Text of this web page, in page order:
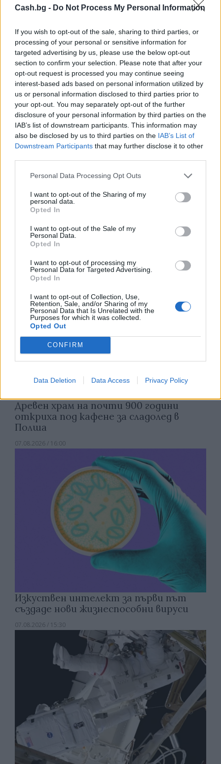
Cash.bg - Do Not Process My Personal Information
If you wish to opt-out of the sale, sharing to third parties, or
processing of your personal or sensitive information for
targeted advertising by us, please use the below opt-out
section to confirm your selection. Please note that after your
opt-out request is processed you may continue seeing
interest-based ads based on personal information utilized by
us or personal information disclosed to third parties prior to
your opt-out. You may separately opt-out of the further
disclosure of your personal information by third parties on the
IAB’s list of downstream participants. This information may
also be disclosed by us to third parties on the IAB’s List of
Downstream Participants that may further disclose it to other
Personal Data Processing Opt Outs
I want to opt-out of the Sharing of my
personal data.
Opted In
I want to opt-out of the Sale of my
Personal Data.
Opted In
I want to opt-out of processing my
Personal Data for Targeted Advertising.
Opted In
I want to opt-out of Collection, Use,
Retention, Sale, and/or Sharing of my
Personal Data that Is Unrelated with the
Purposes for which it was collected.
Opted Out
CONFIRM
Data Deletion Data Access Privacy Policy
Белият дом спира проекти за
възобновяема енергия в САЩ
07.08.2026 / 18:00
Русия започна да внася петролни
продукти от Южна Корея.
Древен храм на почти 900 години
откриха под кафене за сладолед в
Полша
07.08.2026 / 16:00
Изкуствен интелект за първи път
създаде нови жизнеспособни вируси
07.08.2026 / 15:30